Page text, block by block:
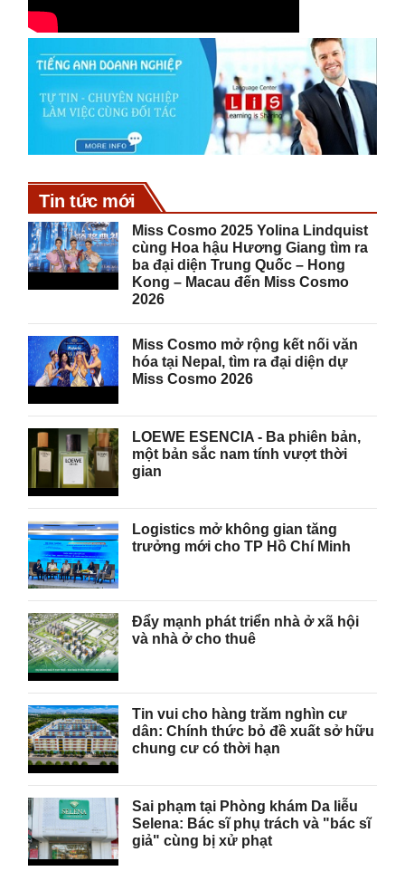
Tin tức mới
Miss Cosmo 2025 Yolina Lindquist
cùng Hoa hậu Hương Giang tìm ra
ba đại diện Trung Quốc – Hong
Kong – Macau đến Miss Cosmo
2026
Miss Cosmo mở rộng kết nối văn
hóa tại Nepal, tìm ra đại diện dự
Miss Cosmo 2026
LOEWE ESENCIA - Ba phiên bản,
một bản sắc nam tính vượt thời
gian
Logistics mở không gian tăng
trưởng mới cho TP Hồ Chí Minh
Đẩy mạnh phát triển nhà ở xã hội
và nhà ở cho thuê
Tin vui cho hàng trăm nghìn cư
dân: Chính thức bỏ đề xuất sở hữu
chung cư có thời hạn
Sai phạm tại Phòng khám Da liễu
Selena: Bác sĩ phụ trách và "bác sĩ
giả" cùng bị xử phạt